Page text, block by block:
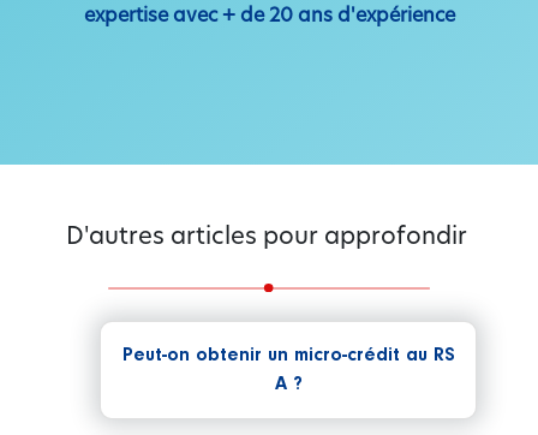
expertise avec + de 20 ans d'expérience
D'autres articles pour approfondir
Peut-on obtenir un micro-crédit au RS
A ?